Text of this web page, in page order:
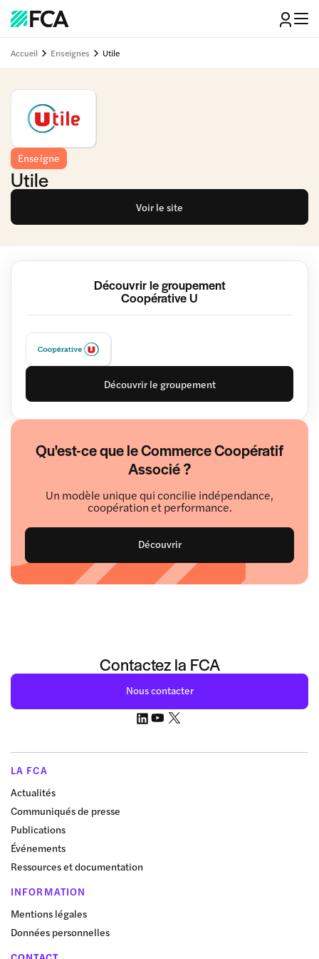
Accueil Enseignes Utile
Enseigne
Utile
Voir le site
Découvrir le groupement
Coopérative U
Découvrir le groupement
Qu'est-ce que le Commerce Coopératif
Associé ?
Un modèle unique qui concilie indépendance,
coopération et performance.
Découvrir
Contactez la FCA
Nous contacter
LA FCA
Actualités
Communiqués de presse
Publications
Événements
Ressources et documentation
INFORMATION
Mentions légales
Données personnelles